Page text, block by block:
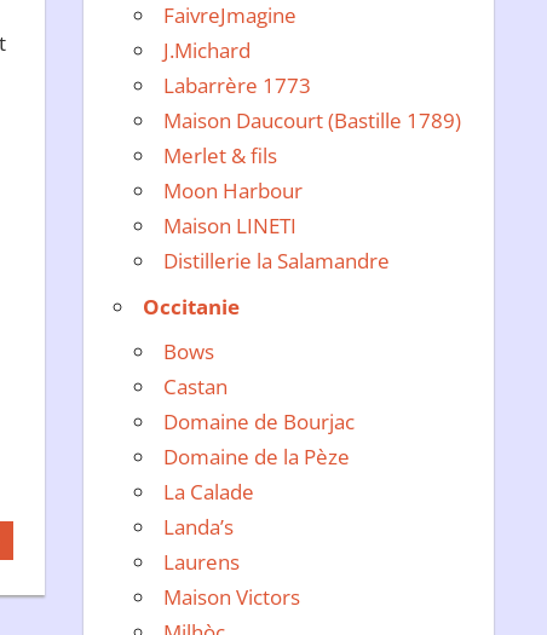
FaivreJmagine
J.Michard
Labarrère 1773
Maison Daucourt (Bastille 1789)
Merlet & fils
Moon Harbour
Maison LINETI
Distillerie la Salamandre
Occitanie
Bows
Castan
Domaine de Bourjac
Domaine de la Pèze
La Calade
Landa’s
Laurens
Maison Victors